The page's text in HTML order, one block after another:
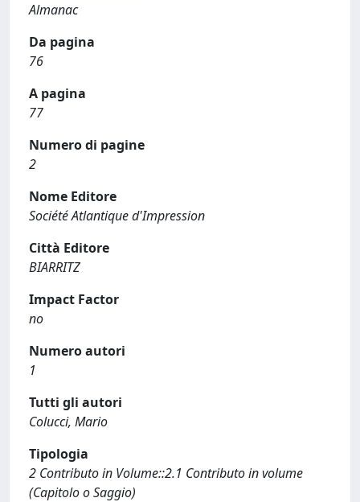
Almanac
Da pagina
76
A pagina
77
Numero di pagine
2
Nome Editore
Société Atlantique d'Impression
Città Editore
BIARRITZ
Impact Factor
no
Numero autori
1
Tutti gli autori
Colucci, Mario
Tipologia
2 Contributo in Volume::2.1 Contributo in volume
(Capitolo o Saggio)